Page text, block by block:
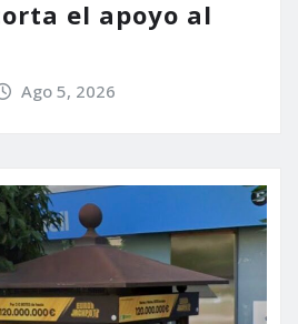
el apoyo al
Ago 5, 2026